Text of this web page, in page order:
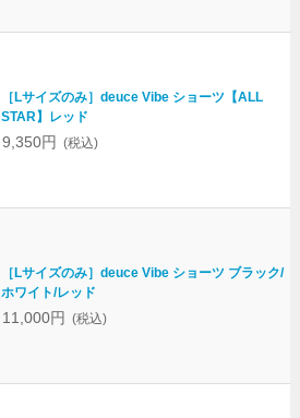
［Lサイズのみ］deuce Vibe ショーツ【ALL
STAR】レッド
9,350円 (税込)
［Lサイズのみ］deuce Vibe ショーツ ブラック/
ホワイト/レッド
11,000円 (税込)